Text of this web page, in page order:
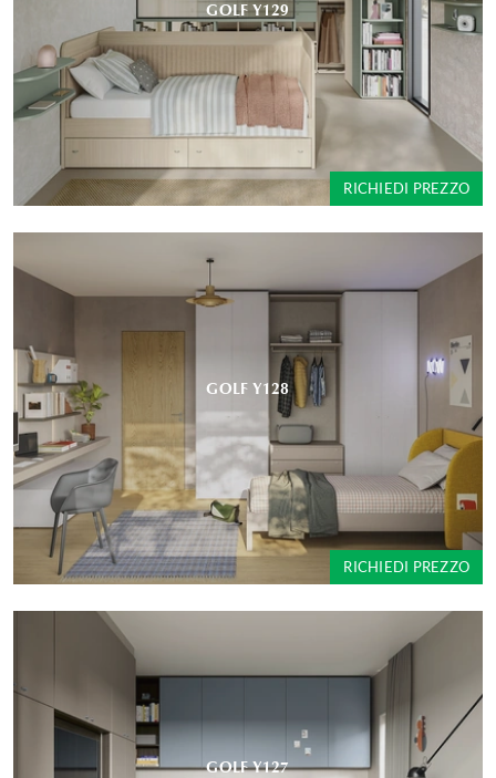
GOLF Y129
RICHIEDI PREZZO
GOLF Y128
RICHIEDI PREZZO
GOLF Y127